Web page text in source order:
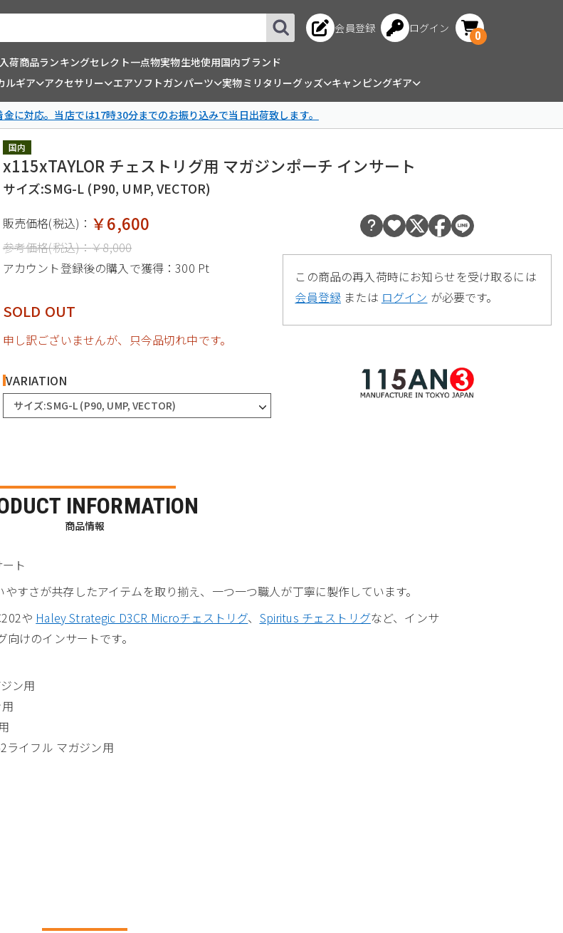
会員登録 ログイン
0
荷商品ランキングセレクト一点物実物生地使用国内ブランド
ルギア アクセサリー エアソフトガンパーツ 実物ミリタリーグッズ キャンピングギア
金に対応。当店では17時30分までのお振り込みで当日出荷致します。
国内
x115xTAYLOR チェストリグ用 マガジンポーチ インサート
サイズ:SMG-L (P90, UMP, VECTOR)
販売価格(税込)： ￥6,600
参考価格(税込)：￥8,000
アカウント登録後の購入で獲得：300 Pt
SOLD OUT
申し訳ございませんが、只今品切れ中です。
VARIATION
サイズ:SMG-L (P90, UMP, VECTOR)
この商品の再入荷時にお知らせを受け取るには
会員登録 または ログイン が必要です。
INFORMATION
商品情報
ト
すさが共存したアイテムを取り揃え、一つ一つ職人が丁寧に製作しています。
や Haley Strategic D3CR Microチェストリグ、 Spiritus チェストリグなど、インサ
けのインサートです。
ン用
ライフル マガジン用